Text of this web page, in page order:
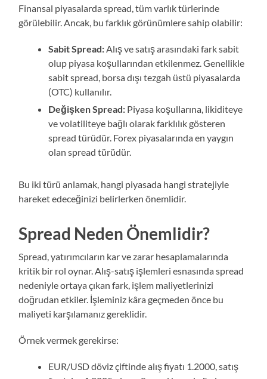
Finansal piyasalarda spread, tüm varlık türlerinde
görülebilir. Ancak, bu farklık görünümlere sahip olabilir:
Sabit Spread:Alış ve satış arasındaki fark sabit
olup piyasa koşullarından etkilenmez. Genellikle
sabit spread, borsa dışı tezgah üstü piyasalarda
(OTC) kullanılır.
Değişken Spread: Piyasa koşullarına, likiditeye
ve volatiliteye bağlı olarak farklılık gösteren
spread türüdür. Forex piyasalarında en yaygın
olan spread türüdür.
Bu iki türü anlamak, hangi piyasada hangi stratejiyle
hareket edeceğinizi belirlerken önemlidir.
Spread Neden Önemlidir?
Spread, yatırımcıların kar ve zarar hesaplamalarında
kritik bir rol oynar. Alış-satış işlemleri esnasında spread
nedeniyle ortaya çıkan fark, işlem maliyetlerinizi
doğrudan etkiler. İşleminiz kâra geçmeden önce bu
maliyeti karşılamanız gereklidir.
Örnek vermek gerekirse:
EUR/USD döviz çiftinde alış fiyatı 1.2000, satış